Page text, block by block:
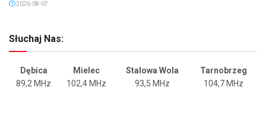
2026-08-07
Słuchaj Nas:
Dębica Mielec Stalowa Wola
Tarnobrzeg
89,2 MHz
102,4 MHz 93,5 MHz 104,7 MHz